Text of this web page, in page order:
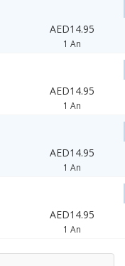
AED14.95
1 An
AED14.95
1 An
AED14.95
1 An
AED14.95
1 An